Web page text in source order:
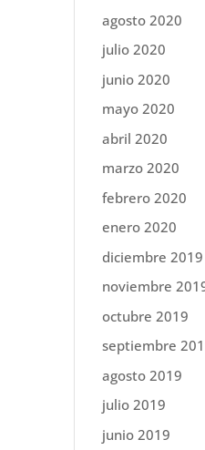
agosto 2020
julio 2020
junio 2020
mayo 2020
abril 2020
marzo 2020
febrero 2020
enero 2020
diciembre 2019
noviembre
octubre 2019
septiembre
agosto 2019
julio 2019
junio 2019